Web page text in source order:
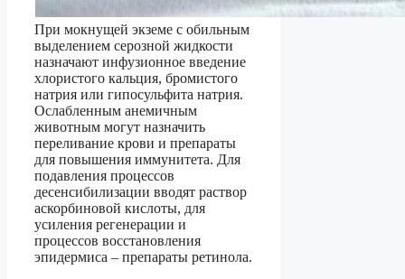
При мокнущей экземе с обильным
выделением серозной жидкости
назначают инфузионное введение
хлористого кальция, бромистого
натрия или гипосульфита натрия.
Ослабленным анемичным
животным могут назначить
переливание крови и препараты
для повышения иммунитета. Для
подавления процессов
десенсибилизации вводят раствор
аскорбиновой кислоты, для
усиления регенерации и
процессов восстановления
эпидермиса – препараты ретинола.